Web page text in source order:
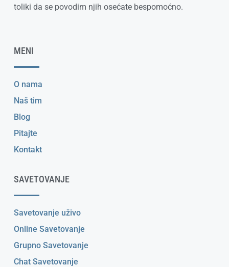
toliki da se povodim njih osećate bespomoćno.
MENI
O nama
Naš tim
Blog
Pitajte
Kontakt
SAVETOVANJE
Savetovanje uživo
Online Savetovanje
Grupno Savetovanje
Chat Savetovanje